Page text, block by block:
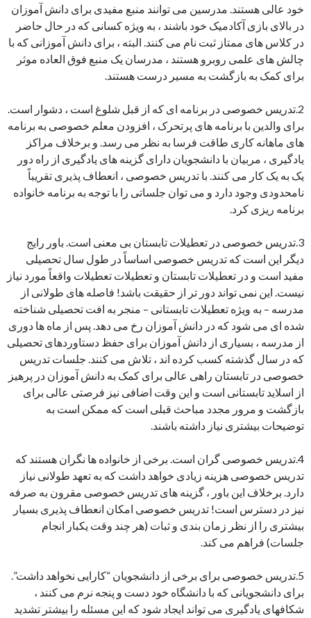
خود عالی هستند. مدرسین می توانند منبع مفیدی برای دانش آموزان
در بالای بازی آکادمیک خود باشند ، به ویژه کسانی که در حال حاضر
در کلاس های ممتاز ثبت نام می کنند. البته ، برای دانش آموزانی که با
چالش های علمی روبرو هستند ، مدرسان یک منبع فوق العاده موثر
برای کمک به بازگشت به مسیر درست هستند.
2.تدریس خصوصی در برنامه ای که از قبل شلوغ است ، دشوار است.
برای والدین با برنامه های پرتحرک ، افزودن معلم خصوصی به برنامه
های ماهانه کاری طاقت فرسا به نظر می رسد. و برخلاف مراکز
یادگیری ، مربیان با دانشجویان دارای گزینه های یادگیری از راه دور
یک به یک کار می کنند. با تدریس خصوصی ، انعطاف پذیری تقریباً
نامحدودی وجود دارد و می توان جلساتی را با توجه به برنامه خانواده
برنامه ریزی کرد.
3.تدریس خصوصی در تعطیلات تابستان بی معنی است. باور رایج
دیگر این است که تدریس خصوصی اساساً در طول سال تحصیلی
مفید است و در تعطیلات تابستان و تعطیلات تعطیلات واقعاً مورد نیاز
نیست. این نمی تواند دور تر از حقیقت باشد! فاصله های طولانی از
مدرسه – به ویژه تعطیلات تابستانی – منجر به افت تحصیلی شناخته
شده ای می شود که در دانش آموزان رخ می دهد. پس از ماه ها دوری
از مدرسه ، بسیاری از دانش آموزان برای حفظ دستاوردهای تحصیلی
که در سال گذشته کسب کرده اند ، تلاش می کنند. جلسات تدریس
خصوصی در تابستان راهی عالی برای کمک به دانش آموزان در پرهیز
از اسلاید تابستانی است و این وقت اضافی نیز فرصتی عالی برای
بازگشت و مرور مجدد مباحث قبلی است که ممکن است به
توضیحات بیشتری نیاز داشته باشند.
4.تدریس خصوصی گران است. برخی از خانواده ها نگران هستند که
تدریس خصوصی هزینه زیادی خواهد داشت که به تعهد طولانی نیاز
دارد. برخلاف این باور ، گزینه های تدریس خصوصی مقرون به صرفه
نیز در دسترس است! تدریس خصوصی امکان انعطاف پذیری بسیار
بیشتری را از نظر زمان بندی و ثبات (هر چند وقت یکبار انجام
جلسات) فراهم می کند.
5.تدریس خصوصی برای برخی از دانشجویان “کارایی نخواهد داشت”.
برای دانشجویانی که با دانشگاه خود دست و پنجه نرم می کنند ،
شکافهای یادگیری می تواند ایجاد شود که این مسئله را بیشتر تشدید